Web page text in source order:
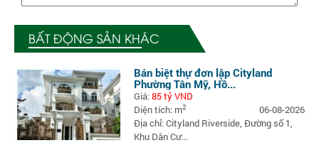
BẤT ĐỘNG SẢN KHÁC
Bán biệt thự đơn lập Cityland
Phường Tân Mỹ, Hồ...
Giá:85 tỷ VND
Diện tích: m2
06-08-2026
Địa chỉ: Cityland Riverside, Đường số 1,
Khu Dân Cư...